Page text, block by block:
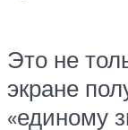
Это не
экране
«единому